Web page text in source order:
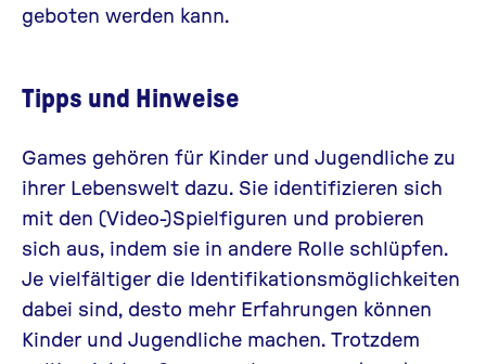
geboten werden kann.
Tipps und Hinweise
Games gehören für Kinder und Jugendliche zu
ihrer Lebenswelt dazu. Sie identifizieren sich
mit den (Video-)Spielfiguren und probieren
sich aus, indem sie in andere Rolle schlüpfen.
Je vielfältiger die Identifikationsmöglichkeiten
dabei sind, desto mehr Erfahrungen können
Kinder und Jugendliche machen. Trotzdem